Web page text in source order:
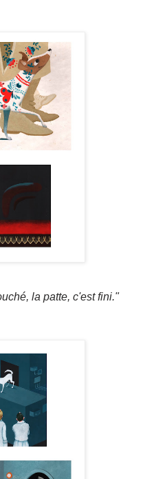
la patte, c'est fini."